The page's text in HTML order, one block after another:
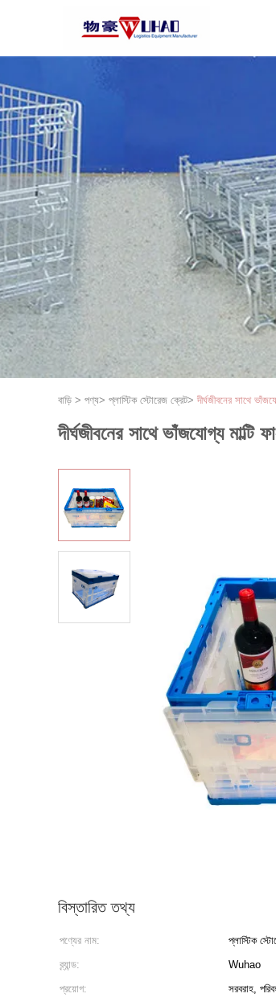
বাড়ি > পণ্য> প্লাস্টিক স্টোরেজ ক্রেট> দীর্ঘজীবনের সাথে
দীর্ঘজীবনের সাথে ভাঁজযোগ্য মাল্টি
বিস্তারিত তথ্য
পণ্যের নাম: প্লাস্টিক
ব্র্যান্ড:
Wuhao
প্রয়োগ:
সরবরাহ,